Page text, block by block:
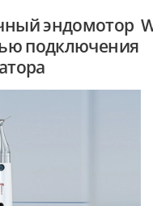
эндомотор
подключения